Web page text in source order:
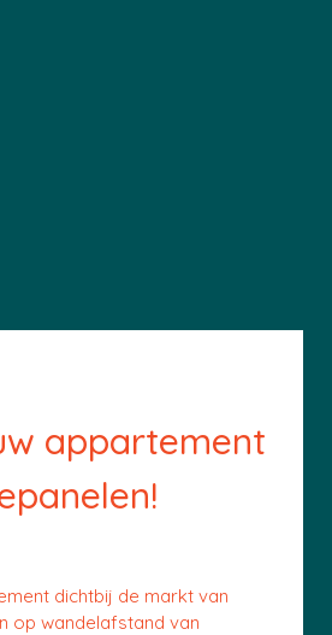
appartement
dichtbij de markt van
op wandelafstand van